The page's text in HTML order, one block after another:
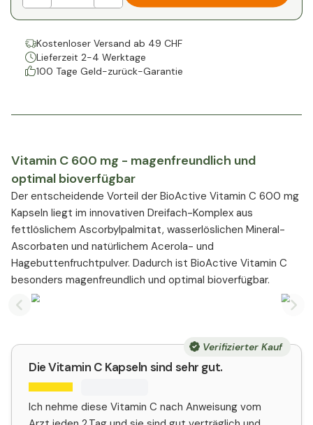
Kostenloser Versand ab 49 CHF
Lieferzeit 2-4 Werktage
100 Tage Geld-zurück-Garantie
Vitamin C 600 mg - magenfreundlich und
optimal bioverfügbar
Der entscheidende Vorteil der BioActive Vitamin C 600 mg
Kapseln liegt im innovativen Dreifach-Komplex aus
fettlöslichem Ascorbylpalmitat, wasserlöslichen Mineral-
Ascorbaten und natürlichem Acerola- und
Hagebuttenfruchtpulver. Dadurch ist BioActive Vitamin C
besonders magenfreundlich und optimal bioverfügbar.
Previous slide
Verifizierter Kauf
Die Vitamin C Kapseln sind sehr gut.
Ich nehme diese Vitamin C nach Anweisung vom